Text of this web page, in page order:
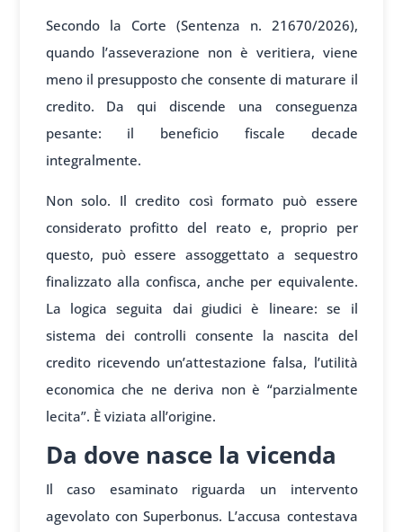
Secondo la Corte (Sentenza n. 21670/2026),
quando l’asseverazione non è veritiera, viene
meno il presupposto che consente di maturare il
credito. Da qui discende una conseguenza
pesante: il beneficio fiscale decade
integralmente.
Non solo. Il credito così formato può essere
considerato profitto del reato e, proprio per
questo, può essere assoggettato a sequestro
finalizzato alla confisca, anche per equivalente.
La logica seguita dai giudici è lineare: se il
sistema dei controlli consente la nascita del
credito ricevendo un’attestazione falsa, l’utilità
economica che ne deriva non è “parzialmente
lecita”. È viziata all’origine.
Da dove nasce la vicenda
Il caso esaminato riguarda un intervento
agevolato con Superbonus. L’accusa contestava